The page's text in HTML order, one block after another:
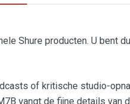
Shure producten. U bent
of kritische studio-
vangt de fijne details